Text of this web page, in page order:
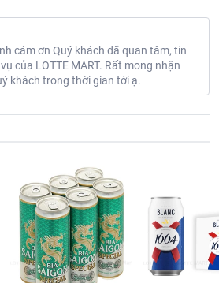
cám ơn Quý khách đã quan tâm, tin
của LOTTE MART. Rất mong nhận
khách trong thời gian tới ạ.